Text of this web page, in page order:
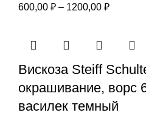
600,00 ₽ – 1200,00 ₽
1200,00
Вискоза Steiff
окрашивание, ворс
василек темный